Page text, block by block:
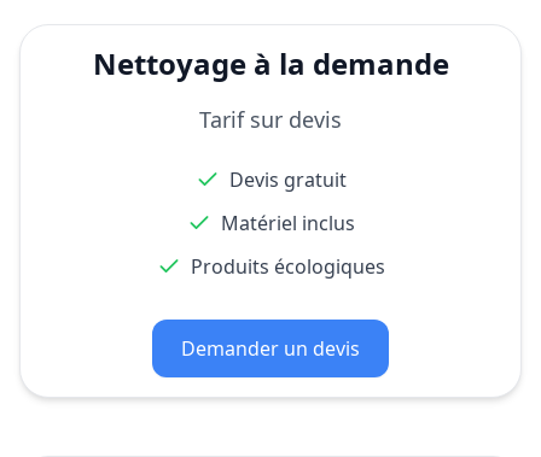
Nettoyage à la demande
Tarif sur devis
Devis gratuit
Matériel inclus
Produits écologiques
Demander un devis